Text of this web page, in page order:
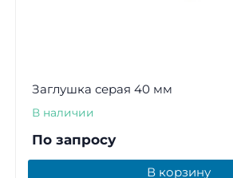
Заглушка серая 40 мм
В наличии
По запросу
В корзину